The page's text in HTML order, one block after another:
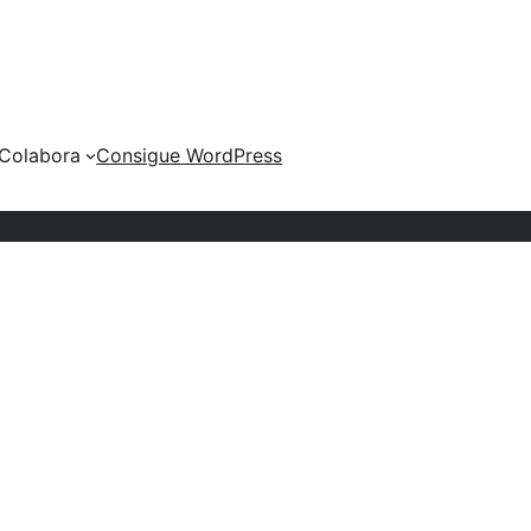
Consigue WordPress